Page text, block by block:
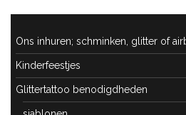
Ons inhuren; schminken, glitter of
Kinderfeestjes
Glittertattoo benodigdheden